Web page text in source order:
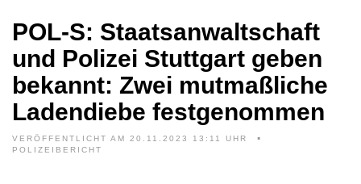
POL-S: Staatsanwaltschaft
und Polizei Stuttgart geben
bekannt: Zwei mutmaßliche
Ladendiebe festgenommen
VERÖFFENTLICHT AM 20.11.2023 13:11 UHR
POLIZEIBERICHT